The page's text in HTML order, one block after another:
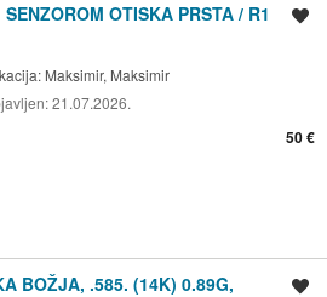
OTISKA PRSTA / R1
Maksimir, Maksimir
21.07.2026.
50 €
BOŽJA, .585. (14K) 0.89G,